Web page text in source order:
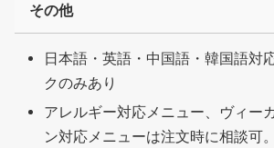
その他
日本語・英語・中国語・韓国語対
クのみあり
アレルギー対応メニュー、ヴィー
ン対応メニューは注文時に相談可